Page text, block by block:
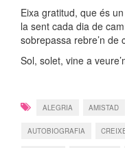
Eixa gratitud, que és
la sent cada dia de
sobrepassa rebre’n de
Sol, solet, vine a
ALEGRIA AMISTAD
AUTOBIOGRAFIA